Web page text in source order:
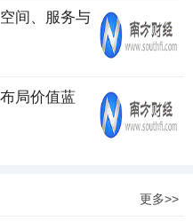
间、服务与
局价值蓝
更多>>